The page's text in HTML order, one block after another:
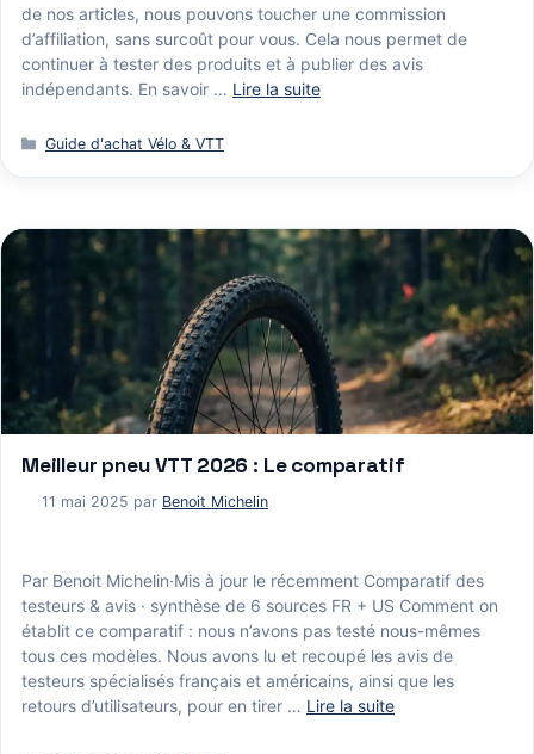
de nos articles, nous pouvons toucher une commission
d’affiliation, sans surcoût pour vous. Cela nous permet de
continuer à tester des produits et à publier des avis
indépendants. En savoir … Lire la suite
Catégories
Guide d'achat Vélo & VTT
Meilleur pneu VTT 2026 : Le comparatif
11 mai 2025 par Benoit Michelin
Par Benoit Michelin·Mis à jour le récemment Comparatif des
testeurs & avis · synthèse de 6 sources FR + US Comment on
établit ce comparatif : nous n’avons pas testé nous-mêmes
tous ces modèles. Nous avons lu et recoupé les avis de
testeurs spécialisés français et américains, ainsi que les
retours d’utilisateurs, pour en tirer … Lire la suite